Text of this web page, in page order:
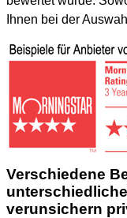
Ihnen bei der
Verschiedene
verunsichern